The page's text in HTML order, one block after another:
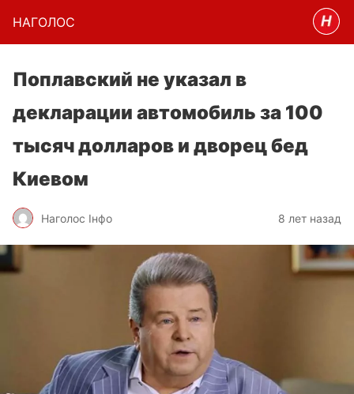
НАГОЛОC
Поплавский не указал в
декларации автомобиль за 100
тысяч долларов и дворец бед
Киевом
Наголос Інфо 8 лет назад